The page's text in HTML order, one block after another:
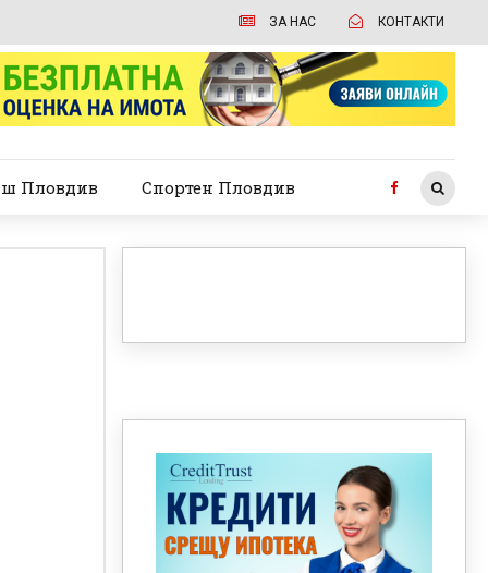
ЗА НАС КОНТАКТИ
Пловдив Спортен Пловдив